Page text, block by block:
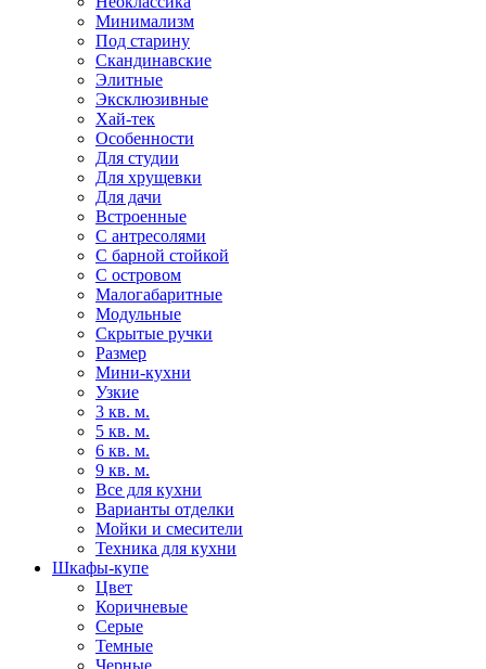
Минимализм
Под старину
Скандинавские
Элитные
Эксклюзивные
Хай-тек
Особенности
Для студии
Для хрущевки
Для дачи
Встроенные
С антресолями
С барной стойкой
С островом
Малогабаритные
Модульные
Скрытые ручки
Размер
Мини-кухни
Узкие
3 кв. м.
5 кв. м.
6 кв. м.
9 кв. м.
Все для кухни
Варианты отделки
Мойки и смесители
Техника для кухни
Шкафы-купе
Цвет
Коричневые
Серые
Темные
Черные